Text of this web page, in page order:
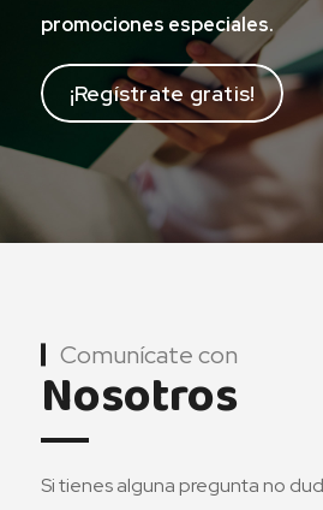
promociones especiales.
¡Regístrate gratis!
Comunícate con
Nosotros
Si tienes alguna pregunta no